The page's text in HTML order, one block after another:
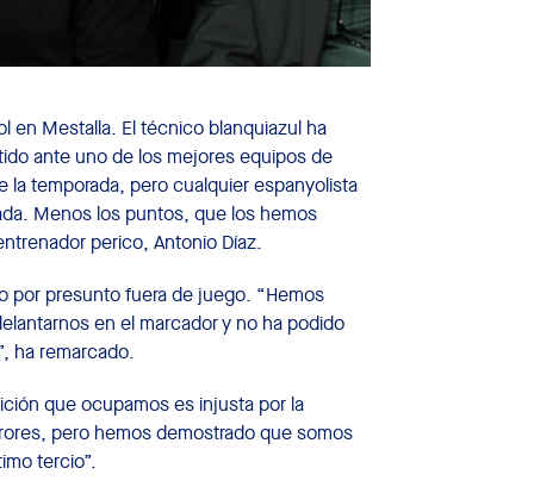
en Mestalla. El técnico blanquiazul ha
ante uno de los mejores equipos de
la temporada, pero cualquier espanyolista
Menos los puntos, que los hemos
perico, Antonio Díaz.
por presunto fuera de juego. “Hemos
en el marcador y no ha podido
ha remarcado.
que ocupamos es injusta por la
pero hemos demostrado que somos
tercio”.